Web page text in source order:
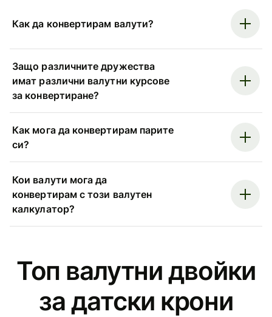
Как да конвертирам валути?
Защо различните дружества
имат различни валутни курсове
за конвертиране?
Как мога да конвертирам парите
си?
Кои валути мога да
конвертирам с този валутен
калкулатор?
Топ валутни двойки
за датски крони